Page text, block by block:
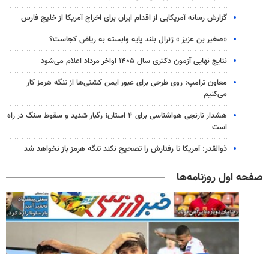
گزارش رسانه آمریکایی از اقدام ایران برای اخراج آمریکا از خلیج فارس
«صغیر بن عزیز » ژنرال بلند پایه وابسته به ریاض کجاست؟
نتایج نهایی آزمون دکتری سال ۱۴۰۵ اواخر مرداد اعلام می‌شود
معاون ترامپ: روی طرحی برای عبور ایمن کشتی‌ها از تنگه هرمز کار
می‌کنیم
هشدار نارنجی هواشناسی برای ۴ استان؛ رگبار شدید و سقوط سنگ در راه
است
ذوالقدر: آمریکا تا رفتارش را تصحیح نکند تنگه هرمز باز نخواهد شد
صفحه اول روزنامه‌ها